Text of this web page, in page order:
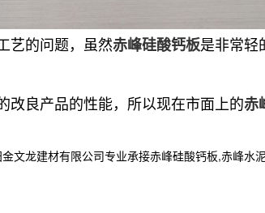
艺的问题，虽然赤峰硅酸钙板是非常轻
改良产品的性能，所以现在市面上的赤
文龙建材有限公司专业承接赤峰硅酸钙板,赤峰水